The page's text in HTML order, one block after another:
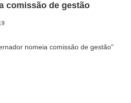
comissão de gestão